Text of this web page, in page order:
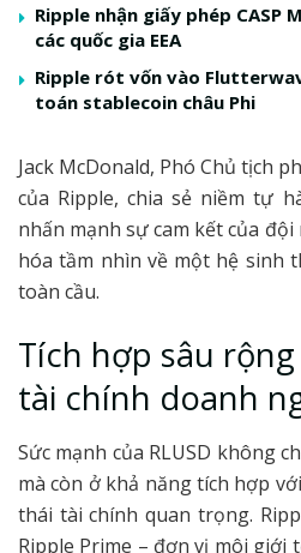
Ripple nhận giấy phép CASP
các quốc gia EEA
Ripple rót vốn vào
toán stablecoin châu Phi
Jack McDonald, Phó Chủ tịch
của Ripple, chia sẻ niềm tự
nhấn mạnh sự cam kết của
hóa tầm nhìn về một hệ sinh
toàn cầu.
Tích hợp sâu
tài chính doanh
Sức mạnh của RLUSD không
mà còn ở khả năng tích hợp
thái tài chính quan trọng.
Ripple Prime – đơn vị môi